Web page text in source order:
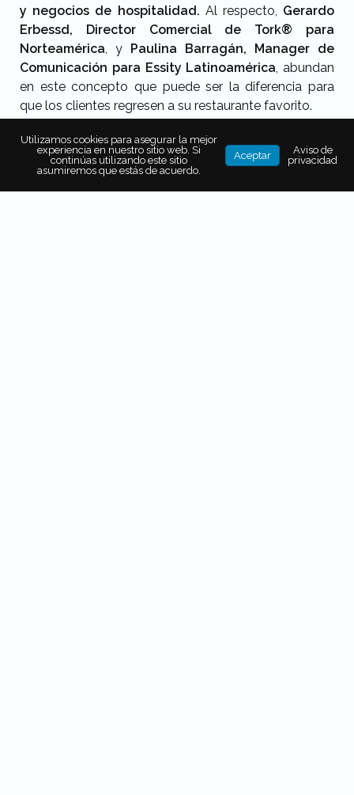
y negocios de hospitalidad. Al respecto, Gerardo
Erbessd,
Director Comercial de Tork® para
Norteamérica , y Paulina Barragán,
Manager de
Comunicación para Essity Latinoamérica , abundan
en este concepto que puede ser la diferencia para
que los clientes regresen a su restaurante favorito.
“Los consumidores cada vez exigen más a las
marcas estrategias de sustentabilidad, y nosotros
como líderes en la categoría es lo que justamente
Utilizamos cookies para asegurar la mejor
experiencia en nuestro sitio web. Si
continúas utilizando este sitio
asumiremos que estás de acuerdo.
Aceptar
Aviso de
privacidad